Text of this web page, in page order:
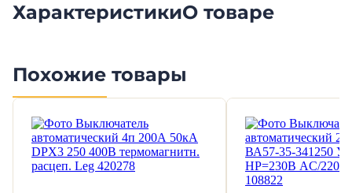
ХарактеристикиО товаре
Похожие товары